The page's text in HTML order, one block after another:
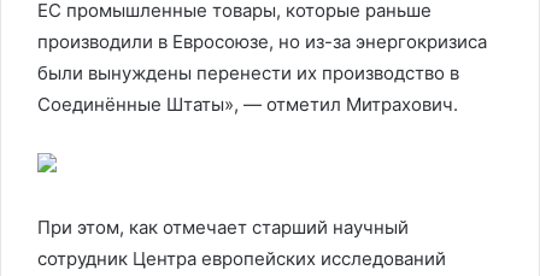
ЕС промышленные товары, которые раньше
производили в Евросоюзе, но из-за энергокризиса
были вынуждены перенести их производство в
Соединённые Штаты», — отметил Митрахович.
При этом, как отмечает старший научный
сотрудник Центра европейских исследований